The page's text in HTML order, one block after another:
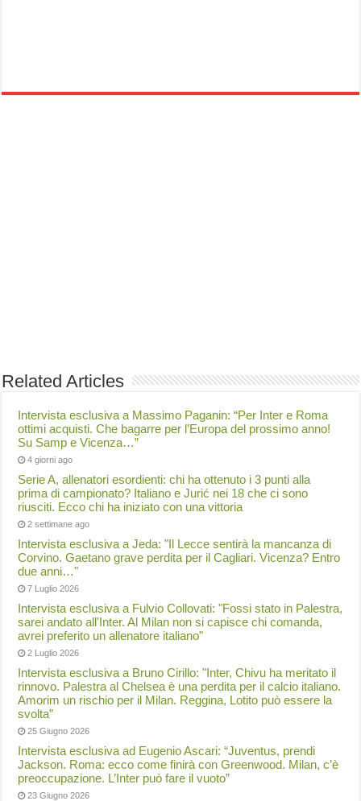
Related Articles
Intervista esclusiva a Massimo Paganin: “Per Inter e Roma
ottimi acquisti. Che bagarre per l’Europa del prossimo anno!
Su Samp e Vicenza…”
4 giorni ago
Serie A, allenatori esordienti: chi ha ottenuto i 3 punti alla
prima di campionato? Italiano e Jurić nei 18 che ci sono
riusciti. Ecco chi ha iniziato con una vittoria
2 settimane ago
Intervista esclusiva a Jeda: "Il Lecce sentirà la mancanza di
Corvino. Gaetano grave perdita per il Cagliari. Vicenza? Entro
due anni…"
7 Luglio 2026
Intervista esclusiva a Fulvio Collovati: "Fossi stato in Palestra,
sarei andato all'Inter. Al Milan non si capisce chi comanda,
avrei preferito un allenatore italiano"
2 Luglio 2026
Intervista esclusiva a Bruno Cirillo: "Inter, Chivu ha meritato il
rinnovo. Palestra al Chelsea è una perdita per il calcio italiano.
Amorim un rischio per il Milan. Reggina, Lotito può essere la
svolta”
25 Giugno 2026
Intervista esclusiva ad Eugenio Ascari: “Juventus, prendi
Jackson. Roma: ecco come finirà con Greenwood. Milan, c’è
preoccupazione. L’Inter può fare il vuoto”
23 Giugno 2026